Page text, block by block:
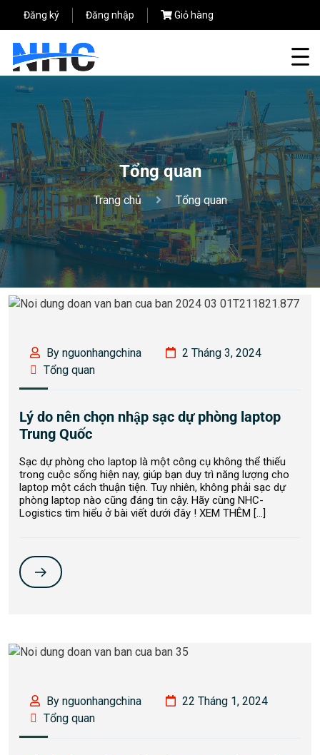
Đăng ký Đăng nhập Giỏ hàng
Tổng quan
Trang chủ Tổng quan
By nguonhangchina
2 Tháng 3, 2024
Tổng quan
Lý do nên chọn nhập sạc dự phòng laptop
Trung Quốc
Sạc dự phòng cho laptop là một công cụ không thể thiếu
trong cuộc sống hiện nay, giúp bạn duy trì năng lượng cho
laptop một cách thuận tiện. Tuy nhiên, không phải sạc dự
phòng laptop nào cũng đáng tin cậy. Hãy cùng NHC-
Logistics tìm hiểu ở bài viết dưới đây ! XEM THÊM […]
By nguonhangchina
22 Tháng 1, 2024
Tổng quan